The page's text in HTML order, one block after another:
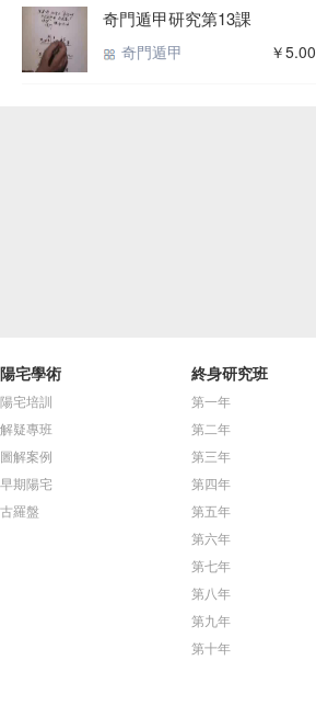
奇門遁甲研究第13課
奇門遁甲 ￥5.00
陽宅學術
陽宅培訓
解疑專班
圖解案例
早期陽宅
古羅盤
終身研究班
第一年
第二年
第三年
第四年
第五年
第六年
第七年
第八年
第九年
第十年